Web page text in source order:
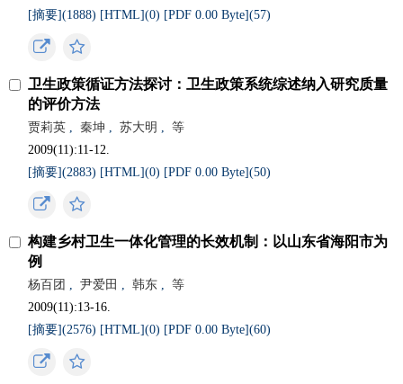
[摘要](1888) [HTML](0) [PDF 0.00 Byte](57)
卫生政策循证方法探讨：卫生政策系统综述纳入研究质量
的评价方法
贾莉英 , 秦坤 , 苏大明 ,
等
2009(11):11-12.
[摘要](2883) [HTML](0) [PDF 0.00 Byte](50)
构建乡村卫生一体化管理的长效机制：以山东省海阳市为
例
杨百团 , 尹爱田 , 韩东 ,
等
2009(11):13-16.
[摘要](2576) [HTML](0) [PDF 0.00 Byte](60)